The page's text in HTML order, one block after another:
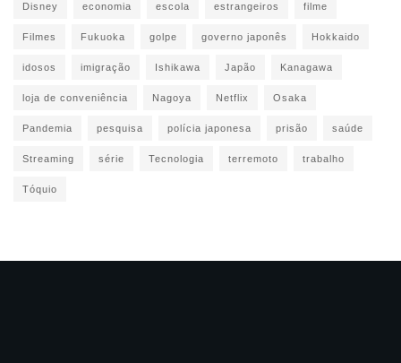
Disney economia escola estrangeiros filme
Filmes Fukuoka golpe governo japonês Hokkaido
idosos imigração Ishikawa Japão Kanagawa
loja de conveniência Nagoya Netflix Osaka
Pandemia pesquisa polícia japonesa prisão saúde
Streaming série Tecnologia terremoto trabalho
Tóquio